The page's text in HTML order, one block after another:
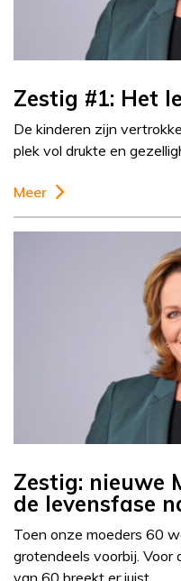
Zestig #1: Het
De kinderen zijn
plek vol drukte en
Meer
Zestig: nieuwe
de levensfase
Toen onze moeders 60
grotendeels voorbij. Voor